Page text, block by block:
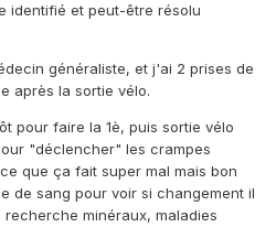
identifié et peut-être résolu
généraliste, et j'ai 2 prises de
après la sortie vélo.
pour faire la 1è, puis sortie vélo
"déclencher" les crampes
que ça fait super mal mais bon
de sang pour voir si changement il
minéraux, maladies